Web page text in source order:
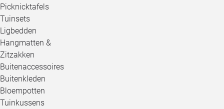
Picknicktafels
Tuinsets
Ligbedden
Hangmatten &
Zitzakken
Buitenaccessoires
Buitenkleden
Bloempotten
Tuinkussens